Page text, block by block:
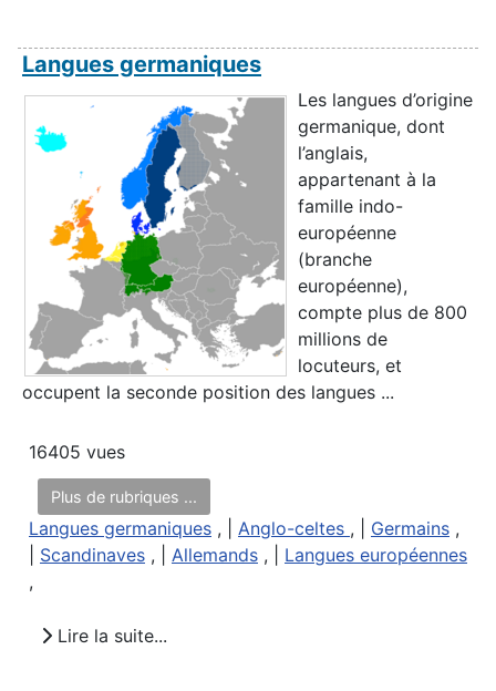
Langues germaniques
Les langues d’origine
germanique, dont
l’anglais,
appartenant à la
famille indo-
européenne
(branche
européenne),
compte plus de 800
millions de
locuteurs, et
occupent la seconde position des langues ...
16405 vues
Plus de rubriques ...
Langues germaniques , | Anglo-celtes , | Germains ,
Scandinaves , | Allemands , | Langues européennes
,
Lire la suite...